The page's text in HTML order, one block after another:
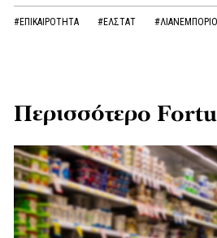
#ΕΠΙΚΑΙΡΟΤΗΤΑ #ΕΛΣΤΑΤ #ΛΙΑΝΕΜΠΟΡΙΟ
Περισσότερο